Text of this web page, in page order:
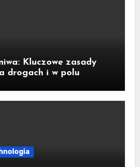
Kluczowe zasady
drogach i w polu